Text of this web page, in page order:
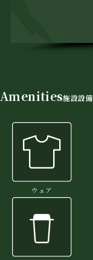
Amenities施設設備
ウェア